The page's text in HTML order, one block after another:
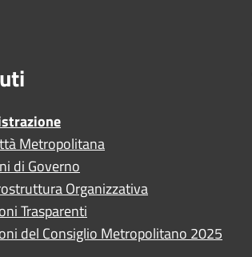
Metropolitana
di Governo
Organizzativa
Trasparenti
del Consiglio Metropolitano 2025